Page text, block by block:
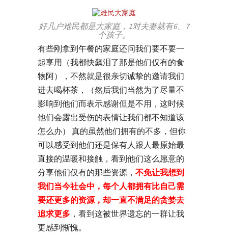
好几户难民都是大家庭，1对夫妻就有6、7
个孩子。
有些刚拿到午餐的家庭还问我们要不要一
起享用（我都快飙泪了那是他们仅有的食
物阿），不然就是很亲切诚挚的邀请我们
进去喝杯茶，（然后我们当然为了尽量不
影响到他们而表示感谢但是不用，这时候
他们会露出受伤的表情让我们都不知道该
怎么办） 真的虽然他们拥有的不多，但你
可以感受到他们还是保有人跟人最原始最
直接的温暖和接触，看到他们这么愿意的
分享他们仅有的那些资源， 不免让我想到
我们当今社会中，每个人都拥有比自己需
要还更多的资源，却一直不满足的贪婪去
追求更多 ，看到这被世界遗忘的一群让我
更感到惭愧。